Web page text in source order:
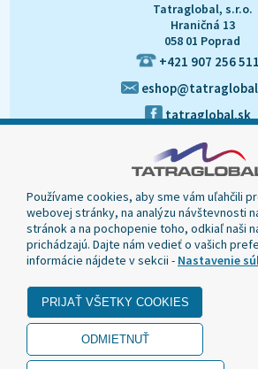
Tatraglobal, s.r.o.
Hraničná 13
058 01 Poprad
+421 907 256 511
tatraglobal.sk
© 2020 Tatraglobal, Všetky práva vyhradené.
Dizajn navrhol a naprogramoval Elall,
Používame cookies, aby sme vám uľahčili
webovej stránky, na analýzu návštevnosti
stránok a na pochopenie toho, odkiaľ naši
prichádzajú. Dajte nám vedieť o vašich
informácie nájdete v sekcii - Nastavenie